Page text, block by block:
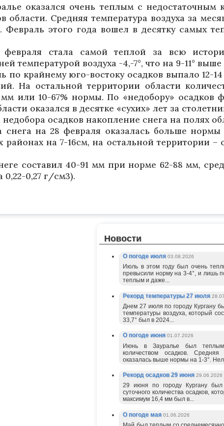
оказался очень теплым с недостаточным
области. Средняя температура воздуха за
этого года вошел в десятку самых
февраля стала самой теплой за всю
температурой воздуха -4,-7°, что на 9-11°
по крайнему юго-востоку осадков выпало 12-
На остальной территории области
или 10-67% нормы. По «недобору» осадков
оказался в десятке «сухих» лет за
осадков накопление снега на полях
снега на 28 февраля оказалась больше
районах на 7-16см, на остальной территории
составил 40-91 мм при норме 62-88 мм,
0,22-0,27 г/см3).
Новости
О погоде июля 03.08.2026
Июль в этом году был очень
превысили норму на 3-4°, и лишь
теплым и даже...
Рекорд температуры 27 июля
Днем 27 июля по городу Кургану
температуры воздуха, который
33,7° был в 2024...
О погоде июня 01.07.2026
Июнь в Зауралье был
количеством осадков.
оказалась выше нормы на 1-3°.
Рекорд осадков 29 июня 29.06.2026
29 июня по городу Кургану
суточного количества осадков,
максимум 16,4 мм был в...
О погоде мая 01.06.2026